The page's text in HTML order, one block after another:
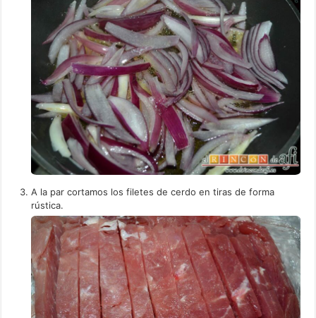
A la par cortamos los filetes de cerdo en tiras de forma
rústica.